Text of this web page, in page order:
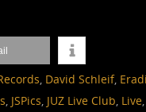
, David Schleif,
, JSPics, JUZ Live Club, Live